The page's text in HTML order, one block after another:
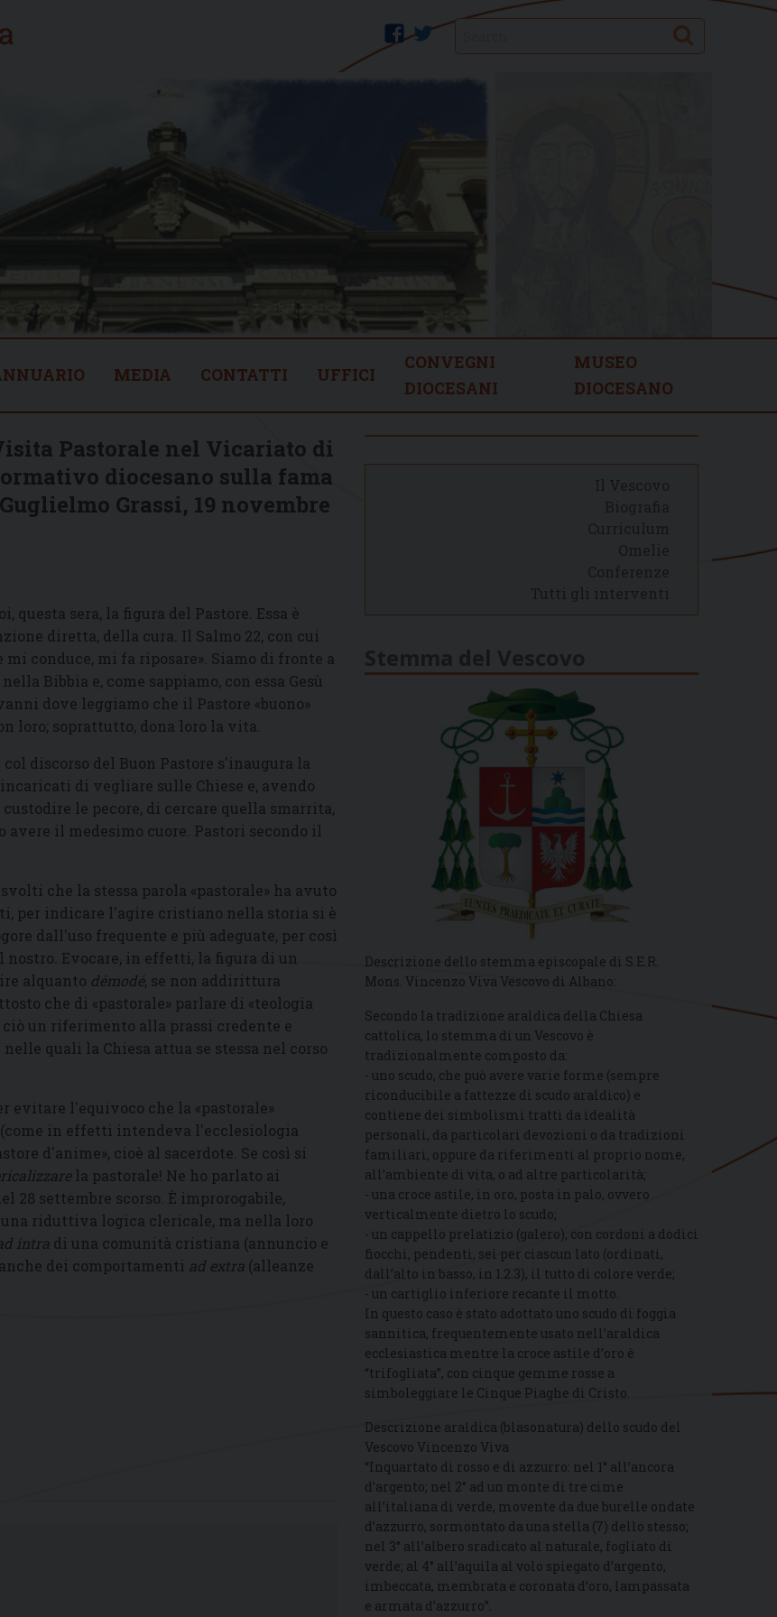
twitter
facebook Search
MEDIA CONTATTI UFFICI
CONVEGNI
DIOCESANI
MUSEO
DIOCESANO
Pastorale nel Vicariato di
diocesano sulla fama
Grassi, 19 novembre
sera, la figura del Pastore. Essa è
diretta, della cura. Il Salmo 22, con cui
mi conduce, mi fa riposare» . Siamo di fronte a
Bibbia e, come sappiamo, con essa Gesù
dove leggiamo che il Pastore «buono»
loro; soprattutto, dona loro la vita.
discorso del Buon Pastore s'inaugura la
di vegliare sulle Chiese e, avendo
le pecore, di cercare quella smarrita,
il medesimo cuore. Pastori secondo il
che la stessa parola «pastorale» ha avuto
per indicare l'agire cristiano nella storia si è
dall'uso frequente e più adeguate, per così
Evocare, in effetti, la figura di un
alquanto démodé, se non addirittura
che di «pastorale» parlare di «teologia
ciò un riferimento alla prassi credente e
quali la Chiesa attua se stessa nel corso
evitare l'equivoco che la «pastorale»
in effetti intendeva l'ecclesiologia
d'anime», cioè al sacerdote. Se così si
la pastorale! Ne ho parlato ai
settembre scorso. È improrogabile,
riduttiva logica clericale, ma nella loro
intra di una comunità cristiana (annuncio e
dei comportamenti ad extra (alleanze
Descrizione dello stemma episcopale di S.E.R.
Mons. Vincenzo Viva Vescovo di Albano:
Secondo la tradizione araldica della Chiesa
cattolica, lo stemma di un Vescovo è
tradizionalmente composto da:
- uno scudo, che può avere varie forme (sempre
riconducibile a fattezze di scudo araldico) e
contiene dei simbolismi tratti da idealità
personali, da particolari devozioni o da tradizioni
familiari, oppure da riferimenti al proprio nome,
all’ambiente di vita, o ad altre particolarità;
- una croce astile, in oro, posta in palo, ovvero
verticalmente dietro lo scudo;
- un cappello prelatizio (galero), con cordoni a dodici
fiocchi, pendenti, sei per ciascun lato (ordinati,
dall’alto in basso, in 1.2.3), il tutto di colore verde;
- un cartiglio inferiore recante il motto.
In questo caso è stato adottato uno scudo di foggia
sannitica, frequentemente usato nell’araldica
ecclesiastica mentre la croce astile d’oro è
“trifogliata”, con cinque gemme rosse a
simboleggiare le Cinque Piaghe di Cristo.
Descrizione araldica (blasonatura) dello scudo del
Vescovo Vincenzo Viva
“Inquartato di rosso e di azzurro: nel 1° all’ancora
d’argento; nel 2° ad un monte di tre cime
all’italiana di verde, movente da due burelle ondate
d’azzurro, sormontato da una stella (7) dello stesso;
nel 3° all’albero sradicato al naturale, fogliato di
verde; al 4° all’aquila al volo spiegato d’argento,
imbeccata, membrata e coronata d’oro, lampassata
e armata d’azzurro”.